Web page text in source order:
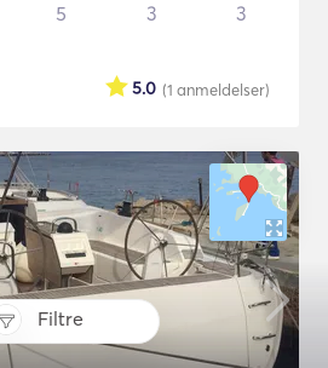
Filtre
5 3 3
(1 anmeldelser)
5.0